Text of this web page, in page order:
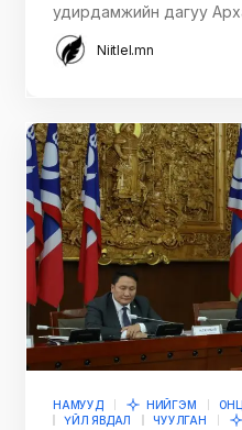
удирдамжийн дагуу
Niitlel.mn
НАМУУД НИЙГЭМ
ҮЙЛ ЯВДАЛ
ЧУУЛГАН